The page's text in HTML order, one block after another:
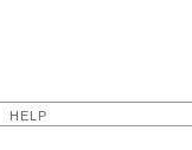
HELP